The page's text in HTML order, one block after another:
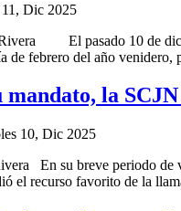
Dic 2025
El pasado 10 de
de febrero del año
la
10, Dic 2025
En su breve periodo de
el recurso favorito de la